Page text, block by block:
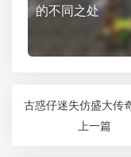
的不同之处
上一篇